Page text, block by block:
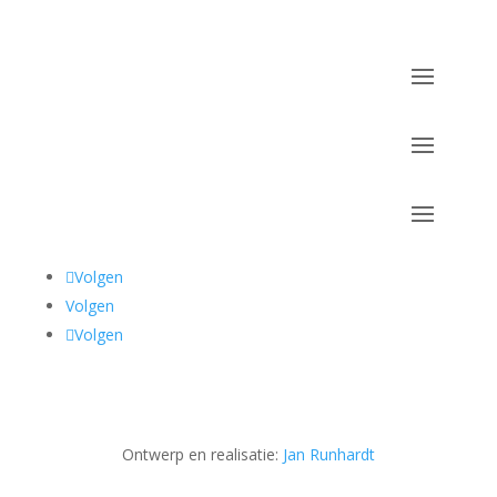
Volgen
Volgen
Volgen
Ontwerp en realisatie: Jan Runhardt